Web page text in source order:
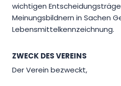
wichtigen
Meinungsbildnern in Sachen
Lebensmittelkennzeichnung.
ZWECK DES VEREINS
Der Verein bezweckt,